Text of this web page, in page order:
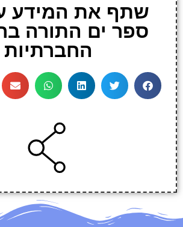
שתף את המידע
ספר ים התורה
החברתיות